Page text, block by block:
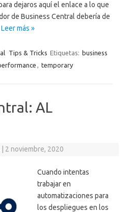
dejaros aquí el enlace a lo que
de Business Central debería de
Leer más »
Tips & Tricks Etiquetas: business
, temporary
AL
2 noviembre, 2020
Cuando intentas
trabajar en
automatizaciones para
los despliegues en los